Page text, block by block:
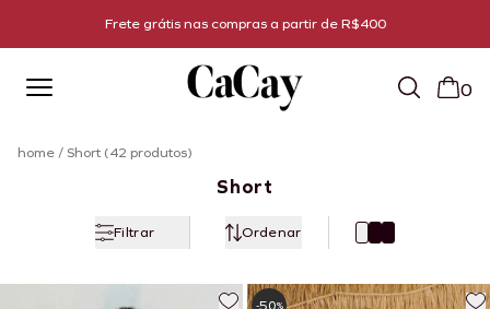
Todo bazar com 60% off
0
home/ Short (42 produtos)
Short
Filtrar Ordenar
-50%